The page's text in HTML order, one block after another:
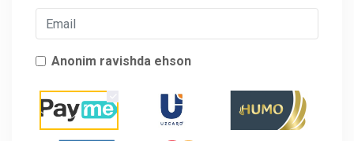
Anonim ravishda ehson